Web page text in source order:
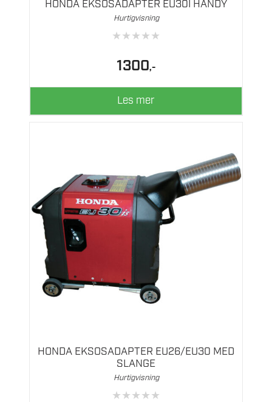
HONDA EKSOSADAPTER EU30I HANDY
Hurtigvisning
★★★★★
1300,-
Les mer
HONDA EKSOSADAPTER EU26/EU30 MED
SLANGE
Hurtigvisning
★★★★★